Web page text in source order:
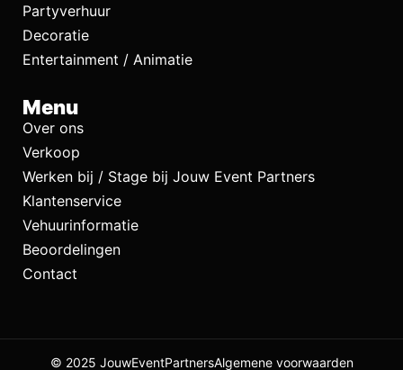
Partyverhuur
Decoratie
Entertainment / Animatie
Menu
Over ons
Verkoop
Werken bij / Stage bij Jouw Event Partners
Klantenservice
Vehuurinformatie
Beoordelingen
Contact
© 2025 JouwEventPartnersAlgemene voorwaarden